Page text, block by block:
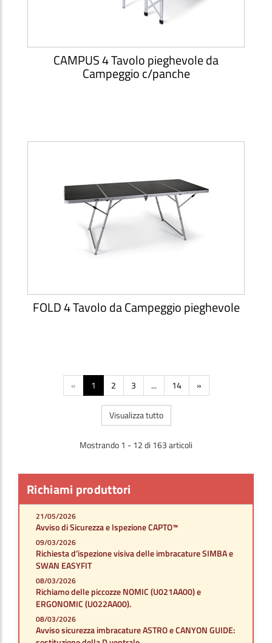
Richiami produttori
21/05/2026
Avviso di Sicurezza e Ispezione CAPTO™
09/03/2026
Richiesta d’ispezione visiva delle imbracature SIMBA e
SWAN EASYFIT
08/03/2026
Richiamo delle piccozze NOMIC (U021AA00) e
ERGONOMIC (U022AA00).
08/03/2026
Avviso sicurezza imbracature ASTRO e CANYON GUIDE:
CAMPUS 4 Tavolo pieghevole da
Campeggio c/panche
FOLD 4 Tavolo da Campeggio pieghevole
« 1 2 3 ... 14 »
Visualizza tutto
Mostrando 1 - 12 di 163 articoli